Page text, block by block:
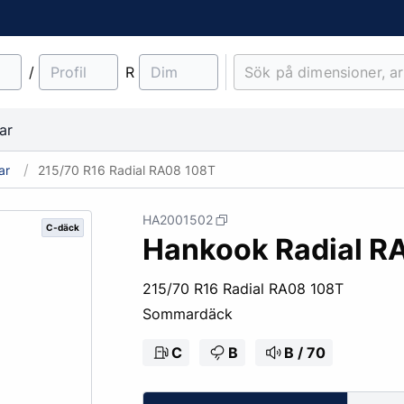
/ R
Entreprenad & Maskiner
Lastbilsfälgar
O-ringar
Fälgtillbehör
Pinnbultar
Fälgskydd
Bult & Mutter
215/70 R16 Radial RA08 108T
C-däck HA2001502
Hankook Radial
215/70 R16 Radial RA08 108T
Sommardäck
C B B / 70